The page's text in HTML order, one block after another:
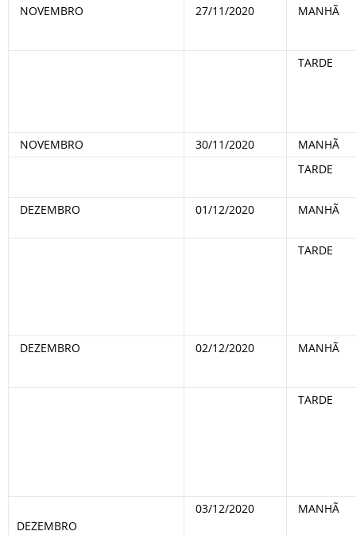
NOVEMBRO 27/11/2020 MANHÃ
TARDE
NOVEMBRO 30/11/2020
MANHÃ
TARDE
DEZEMBRO 01/12/2020 MANHÃ
TARDE
DEZEMBRO 02/12/2020 MANHÃ
TARDE
DEZEMBRO
03/12/2020 MANHÃ